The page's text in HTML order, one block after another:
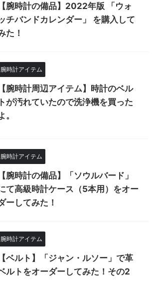
【腕時計の備品】2022年版 「ウォ
チバンドカレンダー」 を購入して
た！
腕時計アイテム
【腕時計周辺アイテム】時計のベル
トが汚れていたので洗浄機を買った
。
腕時計アイテム
【腕時計の備品】「ソウルバード」
て高級時計ケース（5本用）をオー
ーしてみた！
腕時計アイテム
【ベルト】「ジャン・ルソー」で革
ルトをオーダーしてみた！その2